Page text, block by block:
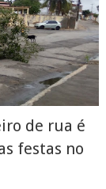
de rua é
festas no